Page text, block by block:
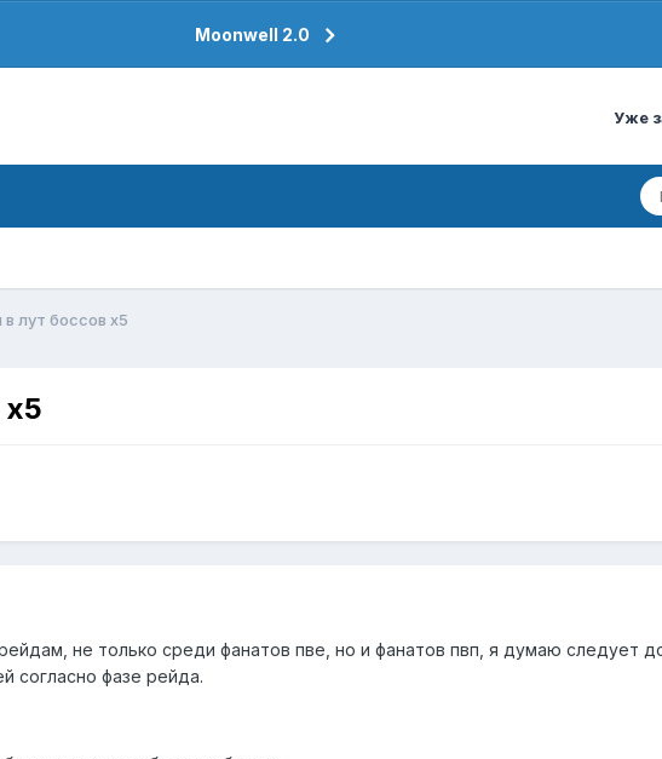
Moonwell 2.0
Уже
лут боссов x5
x5
не только среди фанатов пве, но и фанатов пвп, я думаю следует
согласно фазе рейда.